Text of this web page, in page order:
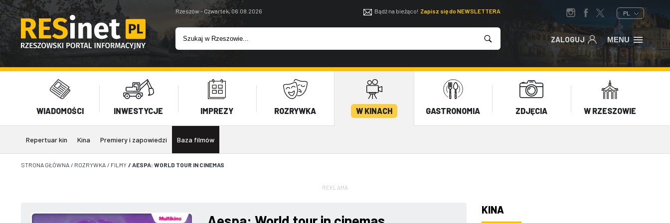
Rzeszów - Czwartek, 06.08.2026 Bądź na bieżąco! Zapisz się do NEWSLETTERA PL
ZALOGUJ MENU
WIADOMOŚCI INWESTYCJE IMPREZY ROZRYWKA W KINACH GASTRONOMIA ZDJĘCIA W RZESZOWIE
Repertuar kin Kina Premiery i zapowiedzi Baza filmów
STRONA GŁÓWNA / ROZRYWKA / FILMY / AESPA: WORLD TOUR IN CINEMAS
REKLAMA
KINA